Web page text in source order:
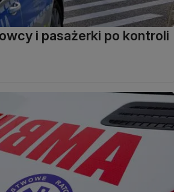
i pasażerki po kontroli